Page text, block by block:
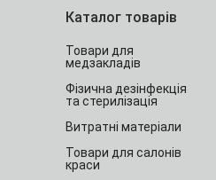
Каталог товарів
Товари для
медзакладів
Фізична дезінфекція
та стерилізація
Витратні матеріали
Товари для салонів
краси